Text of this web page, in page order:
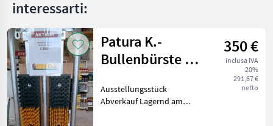
interessarti:
Patura K.-
Bullenbürste mit
350 €
inclusa IVA
20%
291,67 €
netto
Ausstellungsstück
Abverkauf Lagernd am